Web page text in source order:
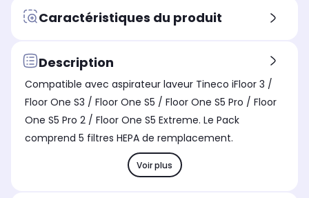
Marque
Tineco
Marque
Tineco
Caractéristiques du produit
Description
Compatible avec aspirateur laveur Tineco iFloor 3 /
Floor One S3 / Floor One S5 / Floor One S5 Pro / Floor
One S5 Pro 2 / Floor One S5 Extreme. Le Pack
comprend 5 filtres HEPA de remplacement.
Voir plus